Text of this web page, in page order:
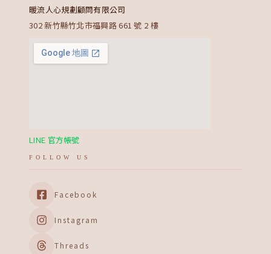
暖流人心規劃顧問有限公司
302 新竹縣竹北市福興路 661 號 2 樓
LINE 官方帳號
FOLLOW US
Facebook
Instagram
Threads